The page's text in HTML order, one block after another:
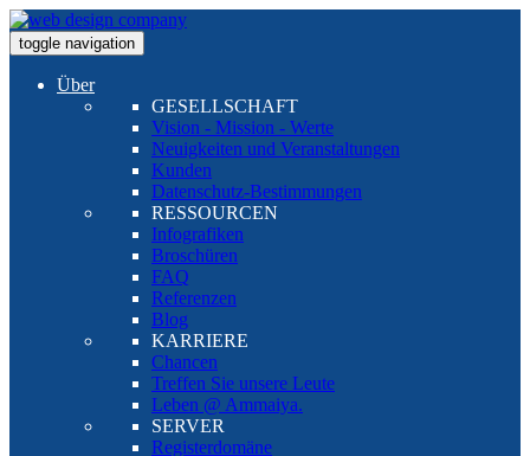
toggle navigation
Über
GESELLSCHAFT
Vision - Mission - Werte
Neuigkeiten und Veranstaltungen
Kunden
Datenschutz-Bestimmungen
RESSOURCEN
Infografiken
Broschüren
FAQ
Referenzen
Blog
KARRIERE
Chancen
Treffen Sie unsere Leute
Leben @ Ammaiya.
SERVER
Registerdomäne